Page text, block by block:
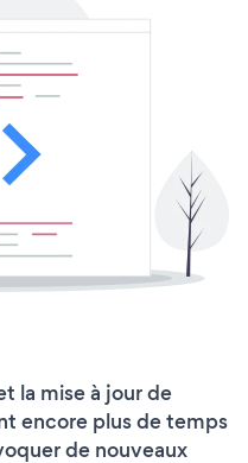
la mise à jour de
encore plus de temps
de nouveaux